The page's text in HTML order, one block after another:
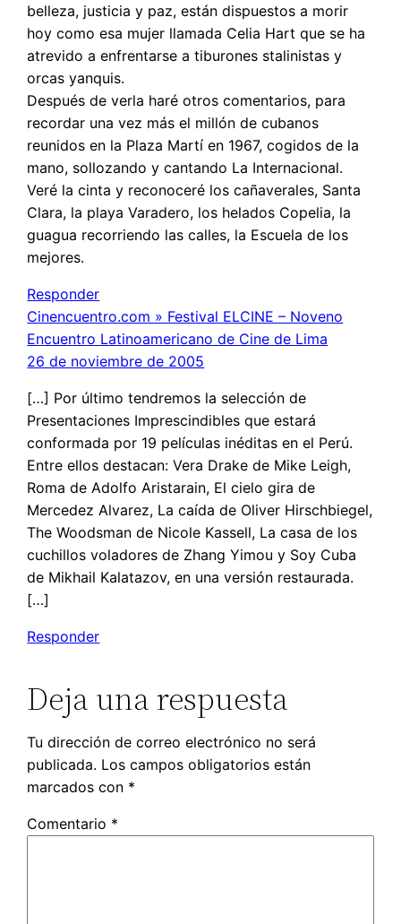
belleza, justicia y paz, están dispuestos a morir
hoy como esa mujer llamada Celia Hart que se ha
atrevido a enfrentarse a tiburones stalinistas y
orcas yanquis.
Después de verla haré otros comentarios, para
recordar una vez más el millón de cubanos
reunidos en la Plaza Martí en 1967, cogidos de la
mano, sollozando y cantando La Internacional.
Veré la cinta y reconoceré los cañaverales, Santa
Clara, la playa Varadero, los helados Copelia, la
guagua recorriendo las calles, la Escuela de los
mejores.
Responder
Cinencuentro.com » Festival ELCINE – Noveno
Encuentro Latinoamericano de Cine de Lima
26 de noviembre de 2005
[…] Por último tendremos la selección de
Presentaciones Imprescindibles que estará
conformada por 19 películas inéditas en el Perú.
Entre ellos destacan: Vera Drake de Mike Leigh,
Roma de Adolfo Aristarain, El cielo gira de
Mercedez Alvarez, La caída de Oliver Hirschbiegel,
The Woodsman de Nicole Kassell, La casa de los
cuchillos voladores de Zhang Yimou y Soy Cuba
de Mikhail Kalatazov, en una versión restaurada.
[…]
Responder
Deja una respuesta
Tu dirección de correo electrónico no será
publicada. Los campos obligatorios están
marcados con *
Comentario *